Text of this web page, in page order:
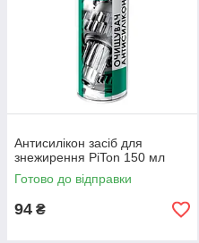
Антисилікон засіб для
знежирення PiTon 150 мл
Готово до відправки
94 ₴